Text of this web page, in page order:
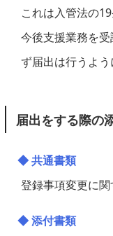
これは入管法の
今後支援業務を
ず届出は行うよう
届出をする際の
◆ 共通書類
登録事項変更に関
◆ 添付書類